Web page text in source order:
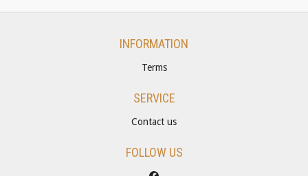
INFORMATION
Terms
SERVICE
Contact us
FOLLOW US